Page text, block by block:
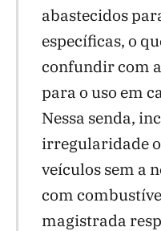
abastecidos
específicas, o
confundir com
para o uso em
Nessa senda,
irregularidade
veículos sem a
com
magistrada